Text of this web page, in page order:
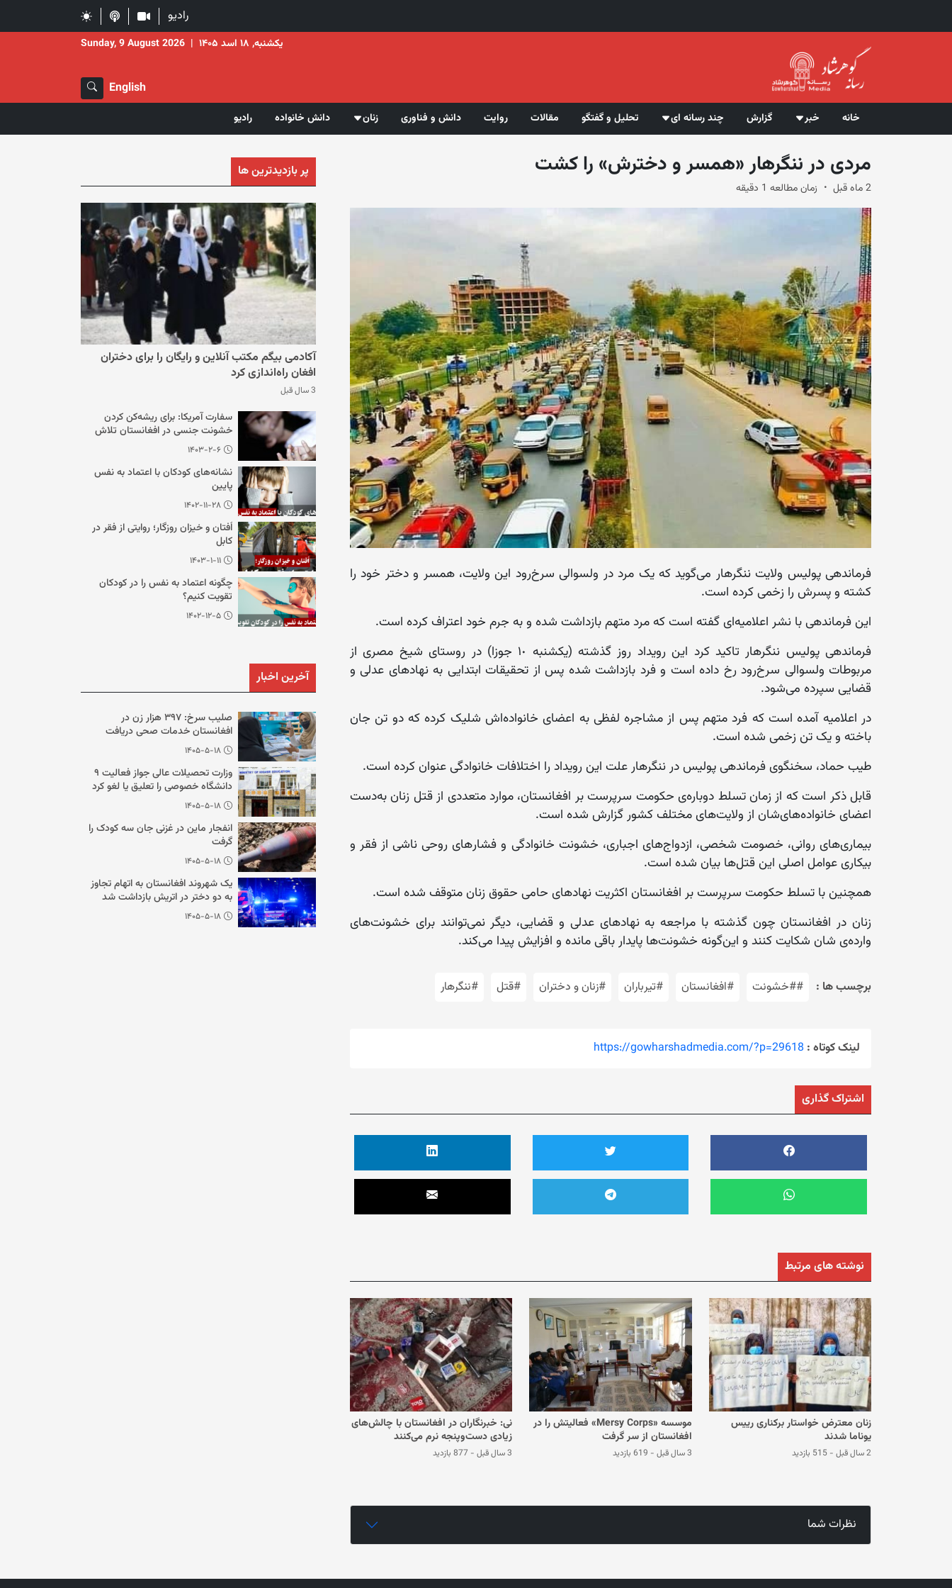
رادیو
یکشنبه, ۱۸ اسد ۱۴۰۵ |
Sunday, 9 August 2026
English
خانه خبر گزارش چند رسانه ای تحلیل و گفتگو مقالات روایت دانش و فناوری زنان دانش خانواده رادیو
مردی در ننگرهار «همسر و دخترش» را کشت
2 ماه قبل زمان مطالعه 1 دقیقه
فرماندهی پولیس ولایت ننگرهار می‌گوید که یک مرد در ولسوالی سرخ‌رود این ولایت، همسر و دختر خود را
کشته و پسرش را زخمی کرده است.
این فرماندهی با نشر اعلامیه‌ای گفته است که مرد متهم بازداشت شده و به جرم خود اعتراف کرده است.
فرماندهی پولیس ننگرهار تاکید کرد این رویداد روز گذشته (یکشنبه ۱٠ جوزا) در روستای شیخ مصری از
مربوطات ولسوالی سرخ‌رود رخ داده است و فرد بازداشت شده پس از تحقیقات ابتدایی به نهادهای عدلی و
قضایی سپرده می‌شود.
در اعلامیه آمده است که فرد متهم پس از مشاجره لفظی به اعضای خانواده‌اش شلیک کرده که دو تن جان
باخته و یک تن زخمی شده است.
طیب حماد، سخنگوی فرماندهی پولیس در ننگرهار علت این رویداد را اختلافات خانوادگی عنوان کرده است.
قابل ذکر است که از زمان تسلط دوباره‌ی حکومت سرپرست بر افغانستان، موارد متعددی از قتل زنان به‌دست
اعضای خانواده‌های‌شان از ولایت‌های مختلف کشور گزارش شده است.
بیماری‌های روانی، خصومت شخصی، ازدواج‌های اجباری، خشونت خانوادگی و فشار‎های روحی ناشی از فقر و
بیکاری عوامل اصلی این قتل‌ها بیان شده است.
همچنین با تسلط حکومت سرپرست بر افغانستان اکثریت نهادهای حامی حقوق زنان متوقف شده است.
زنان در افغانستان چون گذشته با مراجعه به نهادهای عدلی و قضایی، دیگر نمی‌توانند برای خشونت‌های
وارده‌ی شان شکایت کنند و این‌گونه خشونت‌‌ها پایدار باقی مانده و افزایش پیدا می‌کند.
برچسب ها : ##خشونت #افغانستان #تیرباران #زنان و دختران #قتل #ننگرهار
لینک کوتاه : https://gowharshadmedia.com/?p=29618
اشتراک گذاری
نوشته های مرتبط
زنان معترض خواستار برکناری رییس
یوناما شدند
2 سال قبل - 515 بازدید
موسسه «Mersy Corps» فعالیتش را در
افغانستان از سر گرفت
3 سال قبل - 619 بازدید
نی: خبرنگاران در افغانستان با چالش‌های
زیادی دست‌و‌پنجه نرم می‌کنند
3 سال قبل - 877 بازدید
نظرات شما
پر بازدیدترین ها
آکادمی بیگم مکتب آنلاین و رایگان را برای دختران
افغان راه‌اندازی کرد
3 سال قبل
سفارت آمریکا: برای ریشه‌کن کردن
خشونت جنسی در افغانستان تلاش
می‌کنیم
۱۴۰۳-۲-۶
نشانه‌های کودکان با اعتماد به نفس
پایین
۱۴۰۲-۱۱-۲۸
اُفتان و خیزان روزگار؛ روایتی از فقر در
کابل
۱۴۰۳-۱-۱۱
چگونه اعتماد به نفس را در کودکان
تقویت کنیم؟
۱۴۰۲-۱۲-۵
آخرین اخبار
صلیب سرخ: ۳۹۷ هزار زن در
افغانستان خدمات صحی دریافت
کردند۱۴۰۵-۵-۱۸
وزارت تحصیلات عالی جواز فعالیت ۹
دانشگاه خصوصی را تعلیق یا لغو کرد
۱۴۰۵-۵-۱۸
انفجار ماین در غزنی جان سه کودک را
گرفت
۱۴۰۵-۵-۱۸
یک شهروند افغانستان به اتهام تجاوز
به دو دختر در اتریش بازداشت شد
۱۴۰۵-۵-۱۸